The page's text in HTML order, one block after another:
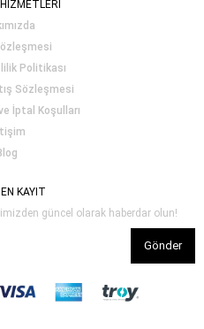
Politikası
Sözleşmesi
İptal Koşulları
KAYIT
güncel olarak haberdar olun!
Gönder